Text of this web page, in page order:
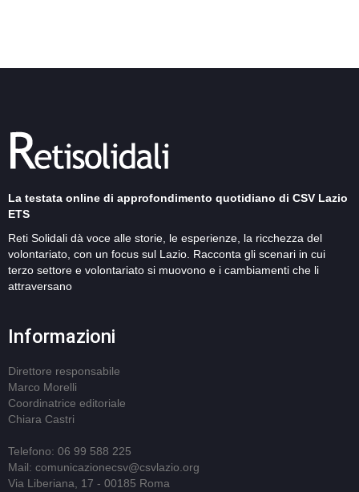
La testata online di approfondimento quotidiano di CSV Lazio
ETS
Reti Solidali dà voce alle storie, le esperienze, la ricchezza del
volontariato, con un focus sul Lazio. Racconta gli scenari in cui
terzo settore e volontariato si muovono e i cambiamenti che li
attraversano
Informazioni
Direttore responsabile
Marco Morelli
Coordinatrice editoriale
Chiara Castri
Telefono: 06 99 588 225
Mail: comunicazionecsv@csvlazio.org
Via Liberiana, 17 - 00185 Roma